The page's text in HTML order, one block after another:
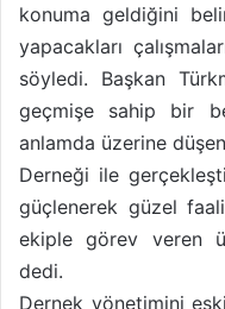
konuma geldiğini
yapacakları
söyledi. Başkan
geçmişe sahip bir
anlamda üzerine
Derneği ile
güçlenerek güzel
ekiple görev veren
dedi.
Dernek yönetimini